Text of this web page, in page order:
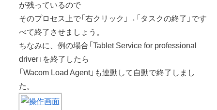
が残っているので
そのプロセス上で「右クリック」→「タスクの終了」です
べて終了させましょう。
ちなみに、例の場合「Tablet Service for professional
driver」を終了したら
「Wacom Load Agent」も連動して自動で終了しまし
た。